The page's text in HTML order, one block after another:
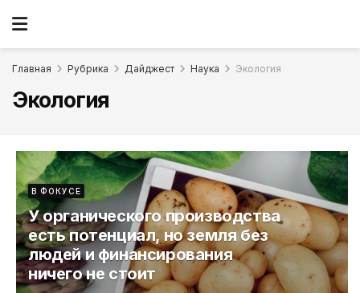
Главная Рубрика Дайджест Наука Экология
Экология
В ФОКУСЕ
У органического производства
есть потенциал, но земля без
людей и финансирования
ничего не стоит